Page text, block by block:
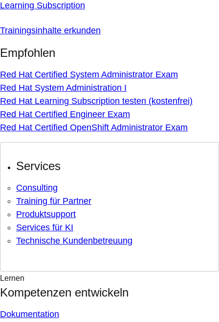
Learning Subscription
Trainingsinhalte erkunden
Empfohlen
Red Hat Certified System Administrator Exam
Red Hat System Administration I
Red Hat Learning Subscription testen (kostenfrei)
Red Hat Certified Engineer Exam
Red Hat Certified OpenShift Administrator Exam
Services
Consulting
Training für Partner
Produktsupport
Services für KI
Technische Kundenbetreuung
Lernen
Kompetenzen entwickeln
Dokumentation